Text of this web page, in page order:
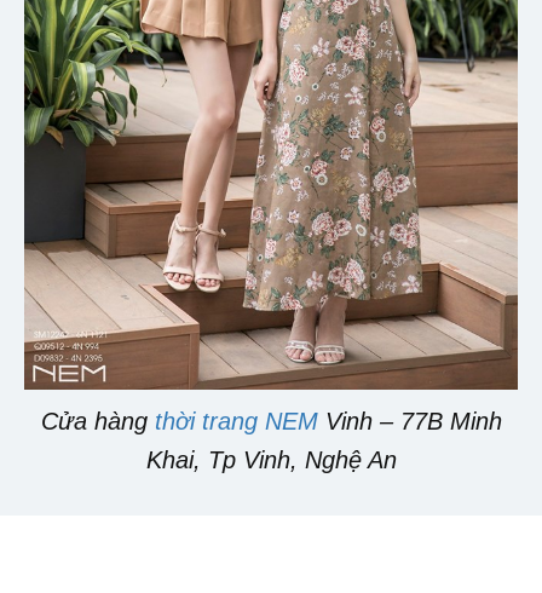
Cửa hàng thời trang NEMVinh – 77B Minh
Khai, Tp Vinh, Nghệ An